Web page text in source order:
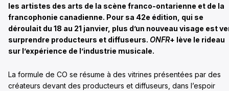
les artistes des arts de la scène franco-ontarienne et de la
francophonie canadienne. Pour sa 42e édition, qui se
déroulait du 18 au 21 janvier, plus d’un nouveau visage est
surprendre producteurs et diffuseurs. ONFR+ lève le rideau
sur l’expérience de l’industrie musicale.
La formule de CO se résume à des vitrines présentées par des
créateurs devant des producteurs et diffuseurs, dans l’espoir